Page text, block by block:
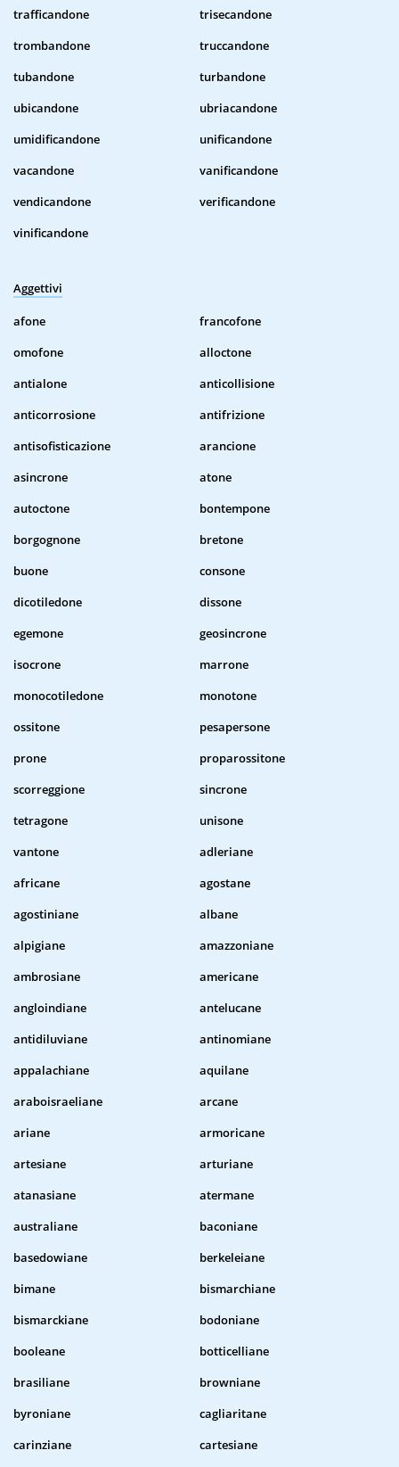
trafficandone
trisecandone
trombandone
truccandone
tubandone
turbandone
ubicandone
ubriacandone
umidificandone
unificandone
vacandone
vanificandone
vendicandone
verificandone
vinificandone
Aggettivi
afone
francofone
omofone
alloctone
antialone
anticollisione
anticorrosione
antifrizione
antisofisticazione
arancione
asincrone
atone
autoctone
bontempone
borgognone
bretone
buone
consone
dicotiledone
dissone
egemone
geosincrone
isocrone
marrone
monocotiledone
monotone
ossitone
pesapersone
prone
proparossitone
scorreggione
sincrone
tetragone
unisone
vantone
adleriane
africane
agostane
agostiniane
albane
alpigiane
amazzoniane
ambrosiane
americane
angloindiane
antelucane
antidiluviane
antinomiane
appalachiane
aquilane
araboisraeliane
arcane
ariane
armoricane
artesiane
arturiane
atanasiane
atermane
australiane
baconiane
basedowiane
berkeleiane
bimane
bismarchiane
bismarckiane
bodoniane
booleane
botticelliane
brasiliane
browniane
byroniane
cagliaritane
carinziane
cartesiane